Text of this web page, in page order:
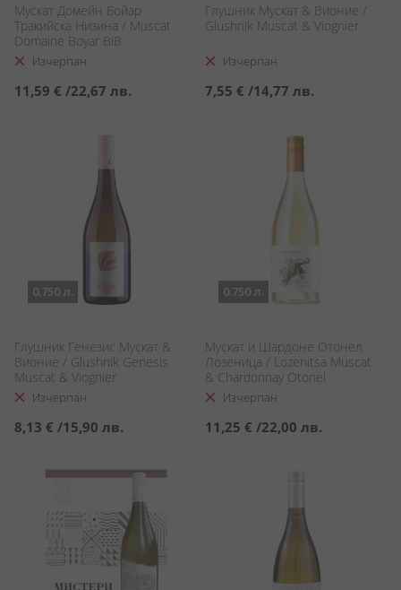
Мускат Домейн Бойар
Тракийска Низина / Muscat
Domaine Boyar BiB
Изчерпан
11,59 € /22,67 лв.
Глушник Мускат & Вионие /
Glushnik Muscat & Viognier
Изчерпан
7,55 € /14,77 лв.
0.750 л.
Глушник Генезис Мускат &
Вионие / Glushnik Genesis
Muscat & Viognier
Изчерпан
8,13 € /15,90 лв.
0.750 л.
Мускат и Шардоне Отонел
Лозеница / Lozenitsa Muscat
& Chardonnay Otonel
Изчерпан
11,25 € /22,00 лв.